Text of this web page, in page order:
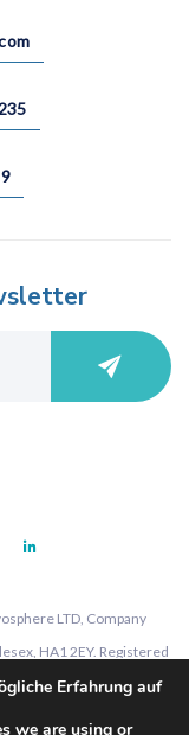
LTD, Company
HA1 2EY. Registered
Erfahrung auf
we are using or